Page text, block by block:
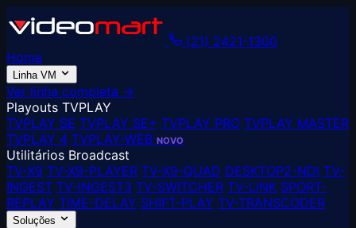
(21) 2421-1300
Home
Linha VM
Ver linha completa →
Playouts TVPLAY
TVPLAY SE TVPLAY SE+ TVPLAY PRO TVPLAY MASTER
TVPLAY 4 TVPLAY-WEB NOVO
Utilitários Broadcast
TV-X9 TV-X9-PLAYER TV-X9-QUAD DESKTOP2-NDI TV-
INGEST TV-INGEST3 TV-SWITCHER TV-LINK SPORT-
REPLAY TIME-DELAY SHIFT-PLAY TV-TRANSCODER
Soluções